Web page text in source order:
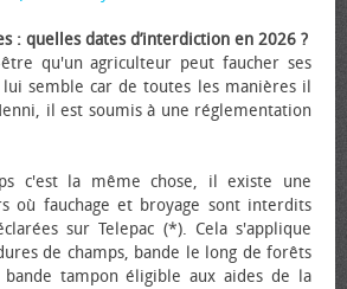
: quelles dates d’interdiction en 2026 ?
qu'un agriculteur peut faucher ses
semble car de toutes les manières il
il est soumis à une réglementation
c'est la même chose, il existe une
où fauchage et broyage sont interdits
sur Telepac (*). Cela s'applique
de champs, bande le long de forêts
tampon éligible aux aides de la